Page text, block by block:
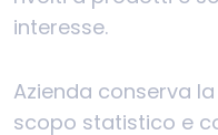
interesse.
Azienda conserva
scopo statistico e